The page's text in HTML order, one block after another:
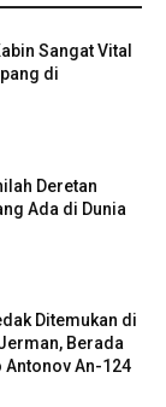
Sangat Vital
di
Deretan
Ada di Dunia
Ditemukan di
Berada
Antonov An-124